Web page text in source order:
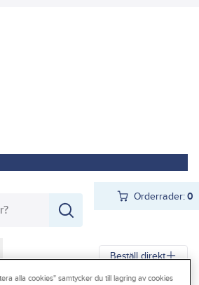
Orderrader:0
Beställ direkt
alla cookies" samtycker du till lagring av cookies